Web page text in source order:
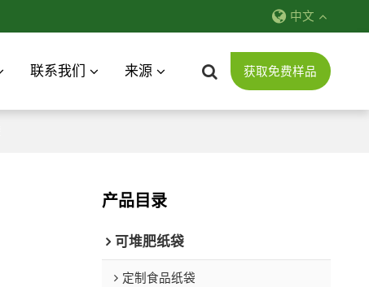
中文
联系我们 来源 获取免费样品
产品目录
可堆肥纸袋
定制食品纸袋